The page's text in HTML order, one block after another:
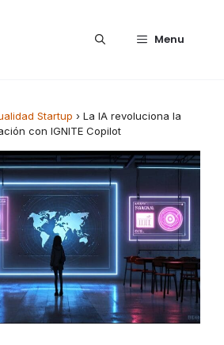
Menu
Startup › La IA revoluciona la
con IGNITE Copilot